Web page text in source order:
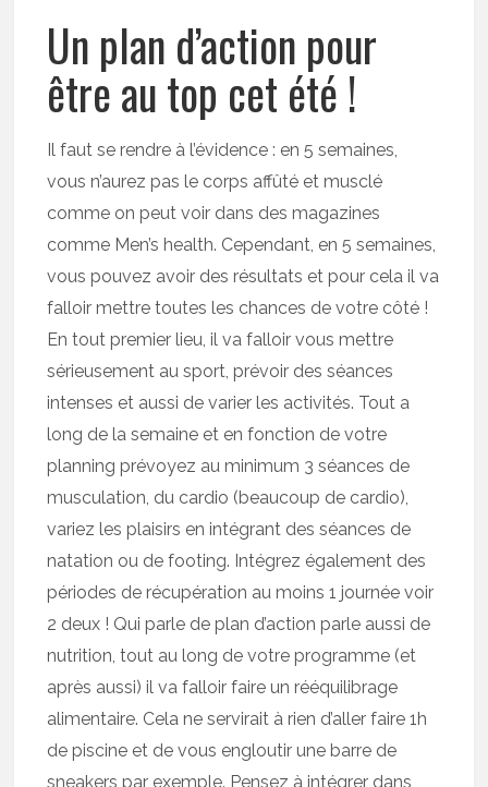
Un plan d’action pour
être au top cet été !
Il faut se rendre à l’évidence : en 5 semaines,
vous n’aurez pas le corps affûté et musclé
comme on peut voir dans des magazines
comme Men’s health. Cependant, en 5 semaines,
vous pouvez avoir des résultats et pour cela il va
falloir mettre toutes les chances de votre côté !
En tout premier lieu, il va falloir vous mettre
sérieusement au sport, prévoir des séances
intenses et aussi de varier les activités. Tout a
long de la semaine et en fonction de votre
planning prévoyez au minimum 3 séances de
musculation, du cardio (beaucoup de cardio),
variez les plaisirs en intégrant des séances de
natation ou de footing. Intégrez également des
périodes de récupération au moins 1 journée voir
2 deux ! Qui parle de plan d’action parle aussi de
nutrition, tout au long de votre programme (et
après aussi) il va falloir faire un rééquilibrage
alimentaire. Cela ne servirait à rien d’aller faire 1h
de piscine et de vous engloutir une barre de
sneakers par exemple. Pensez à intégrer dans